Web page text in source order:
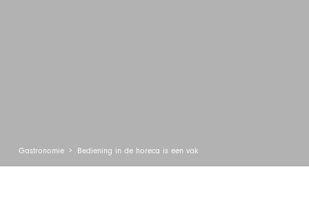
Gastronomie Bediening in de horeca is een vak